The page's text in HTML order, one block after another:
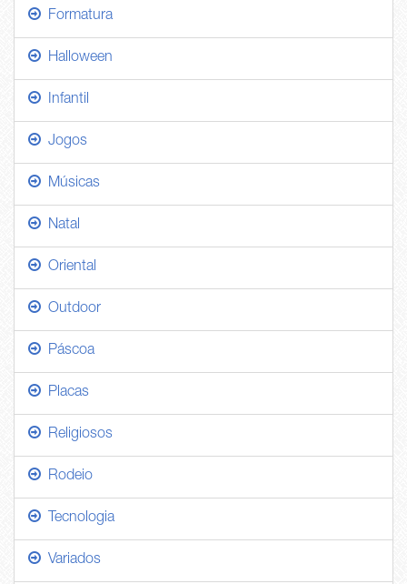
Formatura
Halloween
Infantil
Jogos
Músicas
Natal
Oriental
Outdoor
Páscoa
Placas
Religiosos
Rodeio
Tecnologia
Variados